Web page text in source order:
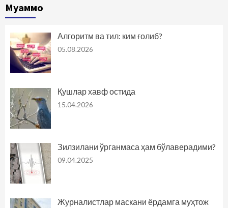
Муаммо
Алгоритм ва тил: ким ғолиб?
05.08.2026
Қушлар хавф остида
15.04.2026
Зилзилани ўрганмаса ҳам бўлаверадими?
09.04.2025
Журналистлар маскани ёрдамга муҳтож